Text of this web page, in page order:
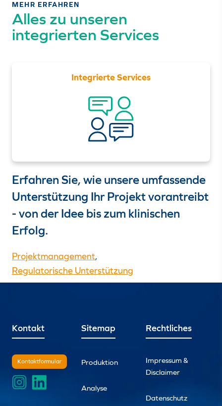
MEHR ERFAHREN
Alles zu unseren
integrierten Services
Integrierte Services
Erfahren Sie, wie unsere umfassende
Unterstützung Ihr Projekt vorantreibt
- von der Idee bis zum klinischen
Erfolg.
Projektmanagement,
Regulatorische Unterstützung
Kontakt
Kontaktformular
Sitemap
Produktion
Analyse
Rechtliches
Impressum &
Disclaimer
Datenschutz